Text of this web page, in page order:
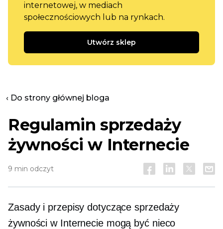
internetowej, w mediach
społecznościowych lub na rynkach.
Utwórz sklep
‹ Do strony głównej bloga
Regulamin sprzedaży
żywności w Internecie
9 min odczyt
Zasady i przepisy dotyczące sprzedaży
żywności w Internecie mogą być nieco